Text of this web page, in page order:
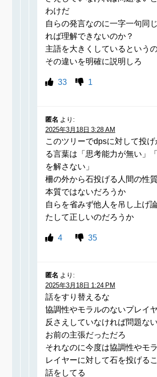
わけだ
自らの発言なのに一字一句同
れば理解できないのか？
主語を大きくしているという
その違いを明確に説明しろ
33 1
匿名 より:
2025年3月18日 3:28 AM
このツリーでdpsに対して投
る言葉は「思考能力が無い」
を解さない」
柵の外から石投げる人間の性
本質ではないだろうか
自らを省みず他人を吊し上げ
たして正しいのだろうか
4 35
匿名 より:
2025年3月18日 1:24 PM
話をすり替えるな
協調性やモラルのないプレイ
反さえしていなければ問題な
お前の主張だっただろ
それなのに今度は協調性やモ
レイヤーに対して石を投げる
話をしてる